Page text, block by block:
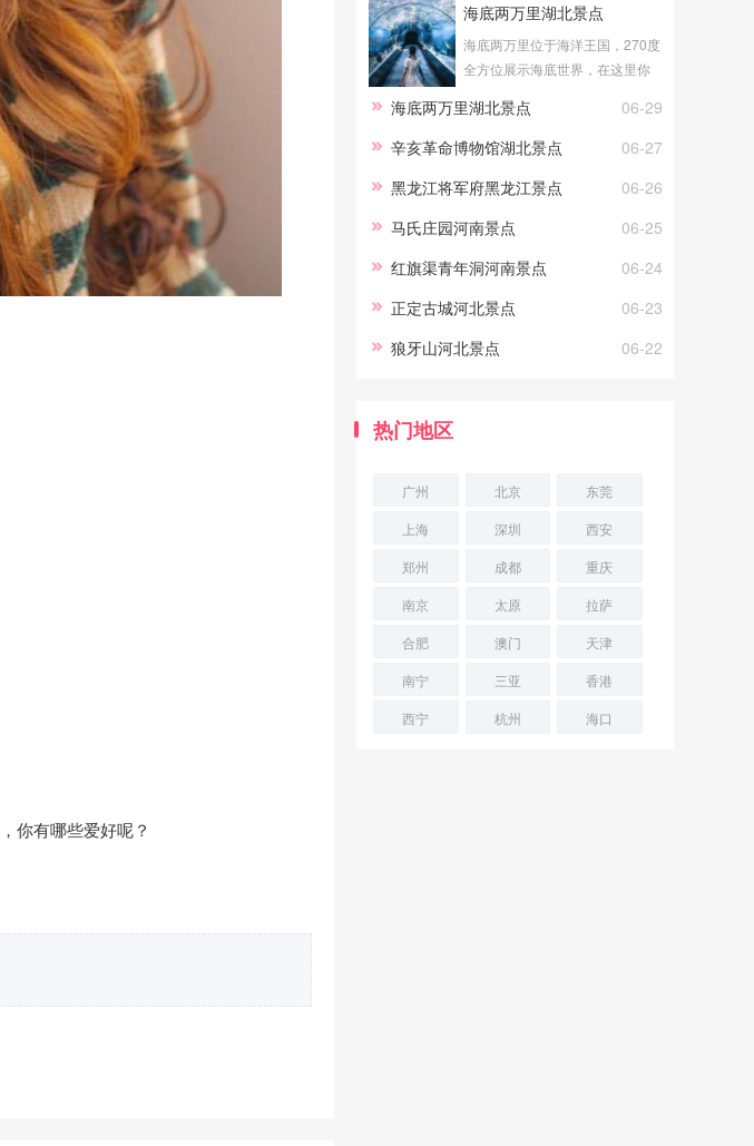
你有哪些爱好呢？
海底两万里湖北景点
海底两万里位于海洋王国，270度
全方位展示海底世界，在这里你
觉。透明的玻璃外是湛蓝的海
水，近万尾海洋生物在你身边游
笑，
06-29
海底两万里湖北景点
06-27
辛亥革命博物馆湖北景点
06-26
黑龙江将军府黑龙江景点
06-25
马氏庄园河南景点
06-24
红旗渠青年洞河南景点
06-23
正定古城河北景点
06-22
狼牙山河北景点
热门地区
广州 北京
东莞
上海
深圳
西安
郑州
成都
重庆
南京
太原
拉萨
合肥
澳门
天津
南宁
三亚
香港
西宁
杭州 海口